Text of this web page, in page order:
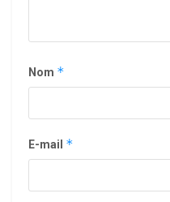
Nom *
E-mail *